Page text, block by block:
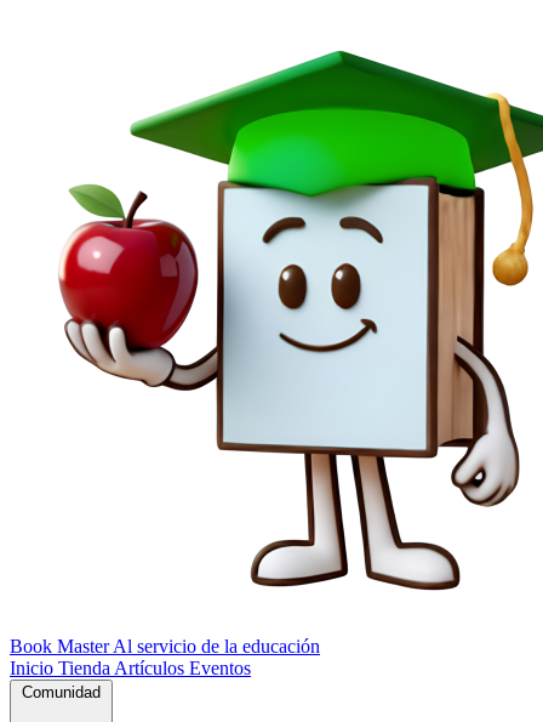
Book Master Al servicio de la educación
Inicio Tienda Artículos Eventos
Comunidad